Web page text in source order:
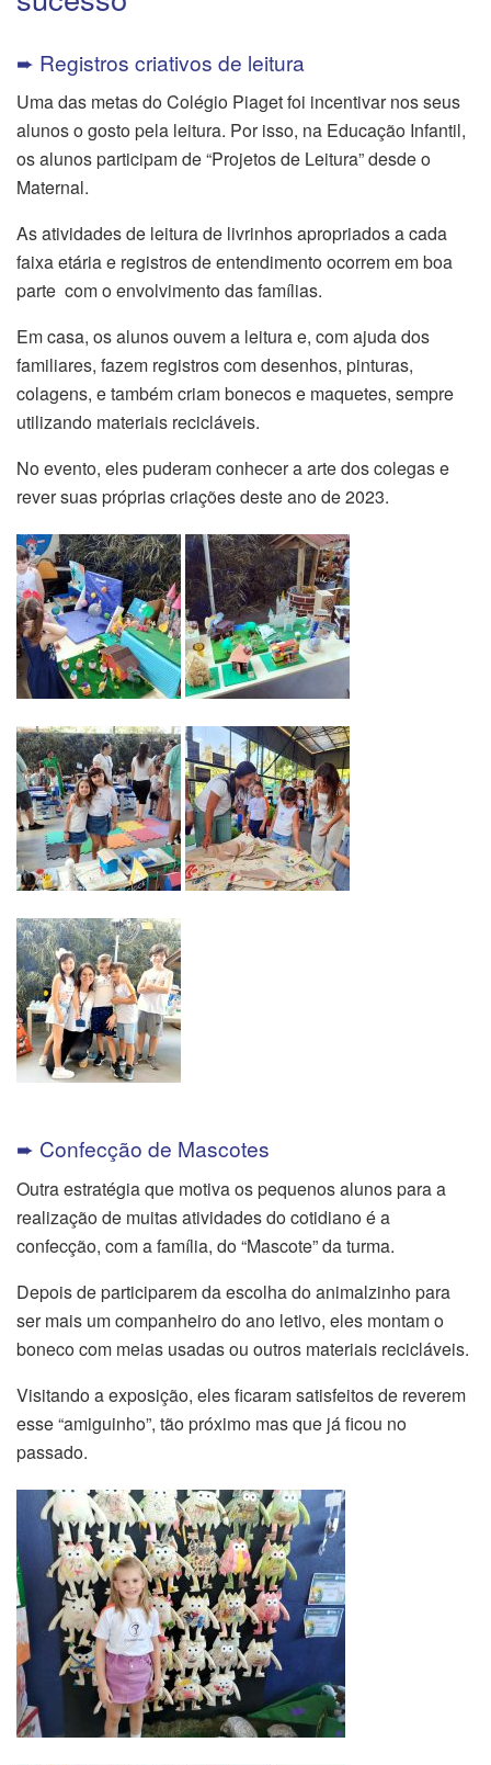
➨ Registros criativos de leitura
Uma das metas do Colégio Piaget foi incentivar nos seus
alunos o gosto pela leitura. Por isso, na Educação Infantil,
os alunos participam de “Projetos de Leitura” desde o
Maternal.
As atividades de leitura de livrinhos apropriados a cada
faixa etária e registros de entendimento ocorrem em boa
parte com o envolvimento das famílias.
Em casa, os alunos ouvem a leitura e, com ajuda dos
familiares, fazem registros com desenhos, pinturas,
colagens, e também criam bonecos e maquetes, sempre
utilizando materiais recicláveis.
No evento, eles puderam conhecer a arte dos colegas e
rever suas próprias criações deste ano de 2023.
➨ Confecção de Mascotes
Outra estratégia que motiva os pequenos alunos para a
realização de muitas atividades do cotidiano é a
confecção, com a família, do “Mascote” da turma.
Depois de participarem da escolha do animalzinho para
ser mais um companheiro do ano letivo, eles montam o
boneco com meias usadas ou outros materiais recicláveis.
Visitando a exposição, eles ficaram satisfeitos de reverem
esse “amiguinho”, tão próximo mas que já ficou no
passado.